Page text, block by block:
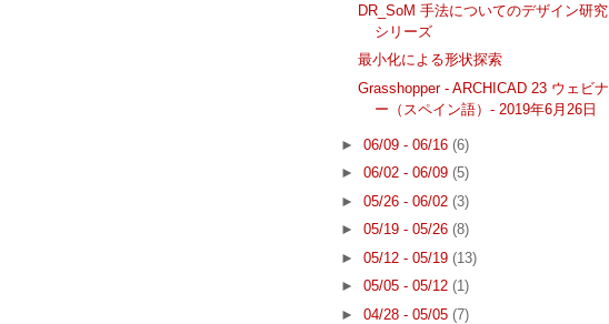
DR_SoM 手法についてのデザイン研究
シリーズ
最小化による形状探索
Grasshopper - ARCHICAD 23 ウェビナ
ー（スペイン語）- 2019年6月26日
► 06/09 - 06/16 (6)
► 06/02 - 06/09 (5)
► 05/26 - 06/02 (3)
► 05/19 - 05/26 (8)
► 05/12 - 05/19 (13)
► 05/05 - 05/12 (1)
► 04/28 - 05/05 (7)